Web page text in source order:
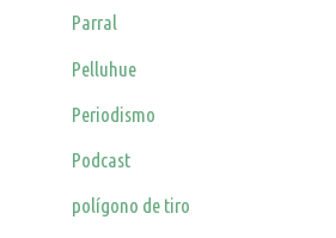
Parral
Pelluhue
Periodismo
Podcast
polígono de tiro